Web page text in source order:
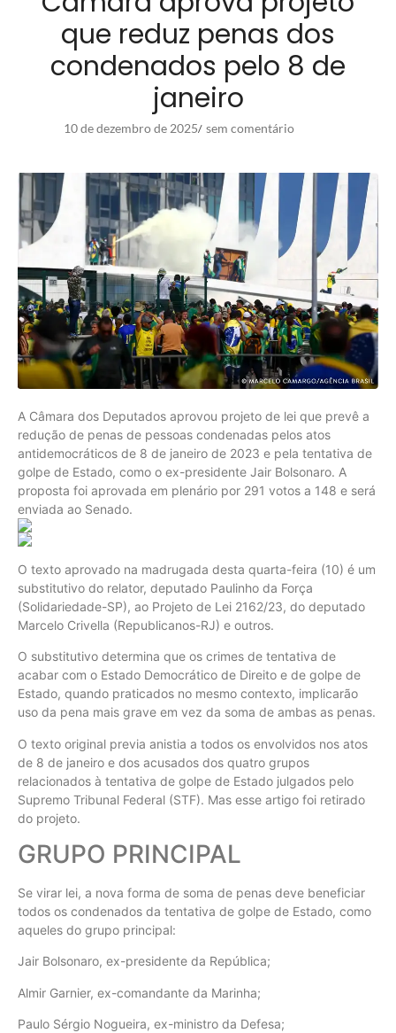
que reduz penas dos
condenados pelo 8 de
janeiro
10 de dezembro de 2025/ sem comentário
A Câmara dos Deputados aprovou projeto de lei que prevê a
redução de penas de pessoas condenadas pelos atos
antidemocráticos de 8 de janeiro de 2023 e pela tentativa de
golpe de Estado, como o ex-presidente Jair Bolsonaro. A
proposta foi aprovada em plenário por 291 votos a 148 e será
enviada ao Senado.
O texto aprovado na madrugada desta quarta-feira (10) é um
substitutivo do relator, deputado Paulinho da Força
(Solidariedade-SP), ao Projeto de Lei 2162/23, do deputado
Marcelo Crivella (Republicanos-RJ) e outros.
O substitutivo determina que os crimes de tentativa de
acabar com o Estado Democrático de Direito e de golpe de
Estado, quando praticados no mesmo contexto, implicarão
uso da pena mais grave em vez da soma de ambas as penas.
O texto original previa anistia a todos os envolvidos nos atos
de 8 de janeiro e dos acusados dos quatro grupos
relacionados à tentativa de golpe de Estado julgados pelo
Supremo Tribunal Federal (STF). Mas esse artigo foi retirado
do projeto.
GRUPO PRINCIPAL
Se virar lei, a nova forma de soma de penas deve beneficiar
todos os condenados da tentativa de golpe de Estado, como
aqueles do grupo principal:
Jair Bolsonaro, ex-presidente da República;
Almir Garnier, ex-comandante da Marinha;
Paulo Sérgio Nogueira, ex-ministro da Defesa;